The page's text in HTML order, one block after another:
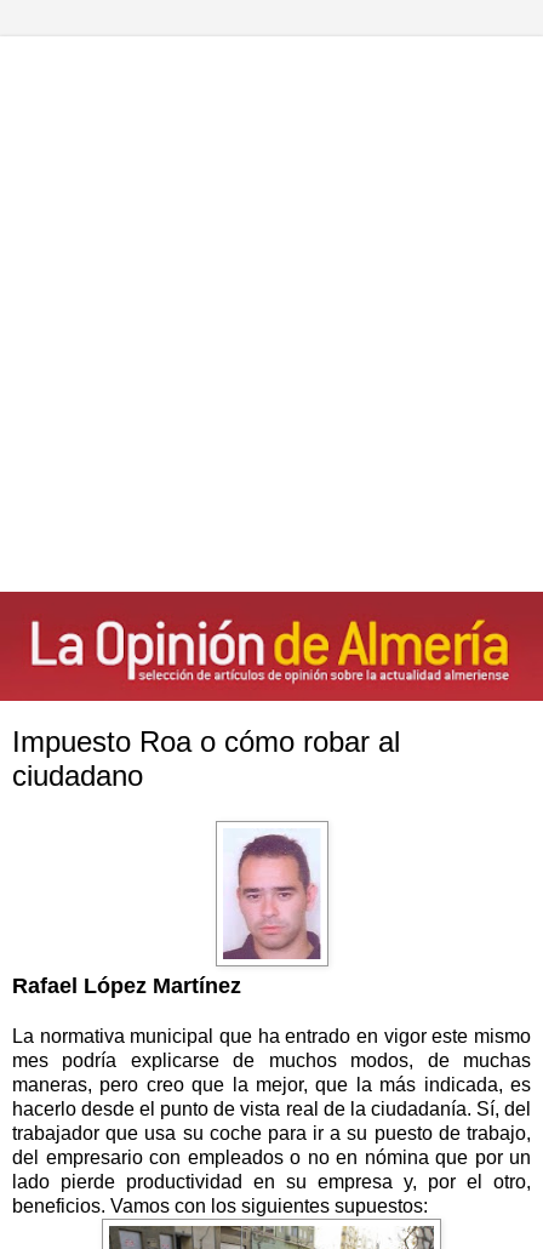
Impuesto Roa o cómo robar al
ciudadano
Rafael López Martínez
La normativa municipal que ha entrado en vigor este mismo
mes podría explicarse de muchos modos, de muchas
maneras, pero creo que la mejor, que la más indicada, es
hacerlo desde el punto de vista real de la ciudadanía. Sí, del
trabajador que usa su coche para ir a su puesto de trabajo,
del empresario con empleados o no en nómina que por un
lado pierde productividad en su empresa y, por el otro,
beneficios. Vamos con los siguientes supuestos: